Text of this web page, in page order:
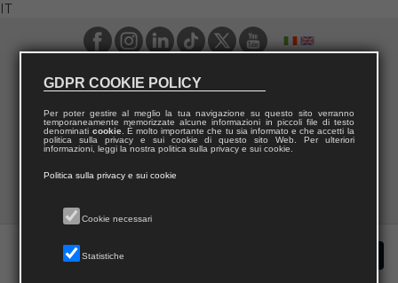
IT
GDPR COOKIE POLICY
Per poter gestire al meglio la tua navigazione su questo sito verranno
temporaneamente memorizzate alcune informazioni in piccoli file di testo
denominati cookie. È molto importante che tu sia informato e che accetti la
politica sulla privacy e sui cookie di questo sito Web. Per ulteriori
informazioni, leggi la nostra politica sulla privacy e sui cookie.
Politica sulla privacy e sui cookie
Cookie necessari
Statistiche